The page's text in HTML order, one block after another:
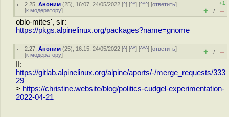
2.25 ,Аноним (25), 16:07, 24/05/2022 [^] [^^] [^^^] [ответить]
[к модератору]
+1
+ / –
oblo-mites', sir:
https://pkgs.alpinelinux.org/packages?name=gnome
2.27 ,Аноним (25), 16:15, 24/05/2022 [^] [^^] [^^^] [ответить]
[к модератору] + / –
II:
https://gitlab.alpinelinux.org/alpine/aports/-/merge_requests/333
29
> https://christine.website/blog/politics-cudgel-experimentation-
2022-04-21